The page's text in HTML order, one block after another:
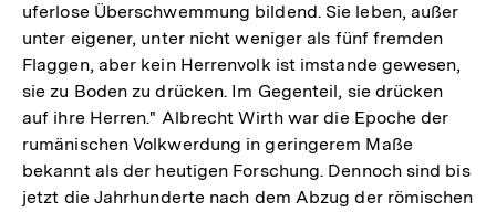
uferlose Überschwemmung bildend. Sie leben, außer
unter eigener, unter nicht weniger als fünf fremden
Flaggen, aber kein Herrenvolk ist imstande gewesen,
sie zu Boden zu drücken. Im Gegenteil, sie drücken
auf ihre Herren." Albrecht Wirth war die Epoche der
rumänischen Volkwerdung in geringerem Maße
bekannt als der heutigen Forschung. Dennoch sind bis
jetzt die Jahrhunderte nach dem Abzug der römischen